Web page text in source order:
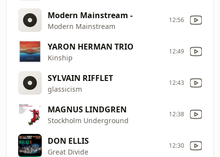
Modern Mainstream -
Modern Mainstream
12:56
YARON HERMAN TRIO
Kinship
12:49
SYLVAIN RIFFLET
glassicism
12:43
MAGNUS LINDGREN
Stockholm Underground
12:38
DON ELLIS
Great Divide
12:30